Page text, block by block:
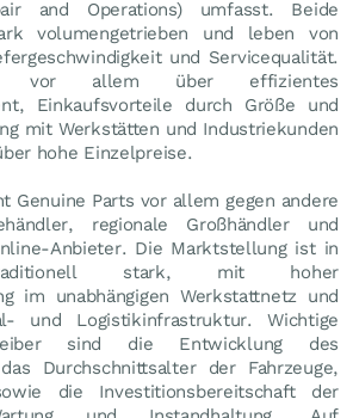
and Operations) umfasst. Beide
volumengetrieben und leben von
und Servicequalität.
vor allem über effizientes
Einkaufsvorteile durch Größe und
mit Werkstätten und Industriekunden
hohe Einzelpreise.
Genuine Parts vor allem gegen andere
regionale Großhändler und
Anbieter. Die Marktstellung ist in
stark, mit hoher
im unabhängigen Werkstattnetz und
und Logistikinfrastruktur. Wichtige
sind die Entwicklung des
Durchschnittsalter der Fahrzeuge,
die Investitionsbereitschaft der